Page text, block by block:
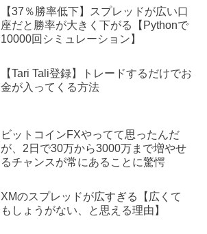
【37％勝率低下】スプレッドが広い口
座だと勝率が大きく下がる【Pythonで
10000回シミュレーション】
【Tari Tali登録】トレードするだけでお
金が入ってくる方法
ビットコインFXやってて思ったんだ
が、2日で30万から3000万まで増やせ
るチャンスが常にあることに驚愕
XMのスプレッドが広すぎる【広くて
もしょうがない、と思える理由】